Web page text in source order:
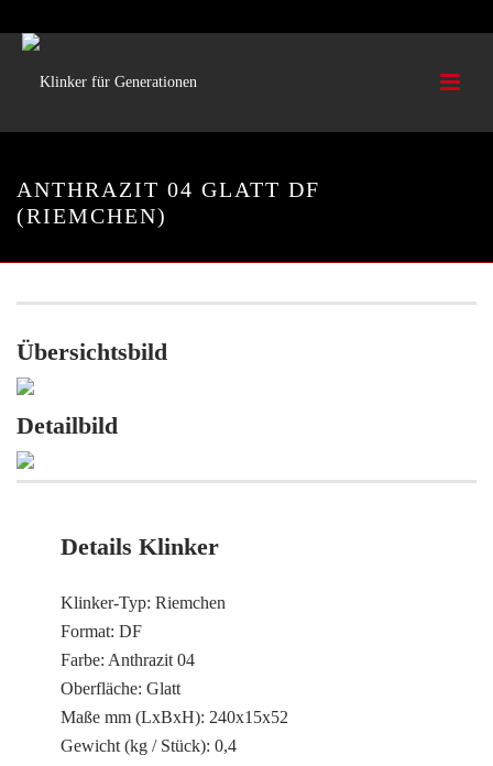
ANTHRAZIT 04 GLATT DF
(RIEMCHEN)
Übersichtsbild
Detailbild
Details Klinker
Klinker-Typ: Riemchen
Format: DF
Farbe: Anthrazit 04
Oberfläche: Glatt
Maße mm (LxBxH): 240x15x52
Gewicht (kg / Stück): 0,4